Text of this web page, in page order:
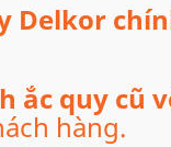
Delkor
ắc quy cũ
hàng.